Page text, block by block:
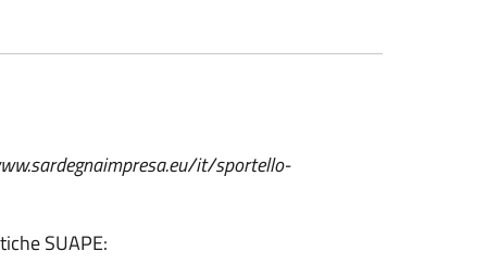
it/sportello-
SUAPE: